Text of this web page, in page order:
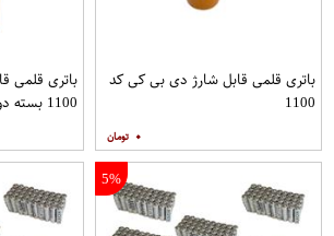
باتری قلمی قابل شارژ دی بی کی کد
1100
۰
باتری قلمی
1100 بسته دو عددی
5%